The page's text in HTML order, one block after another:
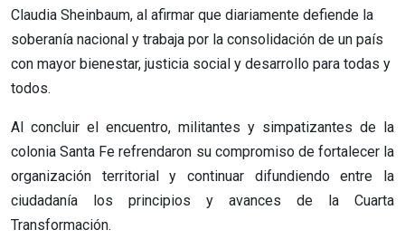
Claudia Sheinbaum, al afirmar que diariamente defiende la
soberanía nacional y trabaja por la consolidación de un país
con mayor bienestar, justicia social y desarrollo para todas y
todos.
Al concluir el encuentro, militantes y simpatizantes de la
colonia Santa Fe refrendaron su compromiso de fortalecer la
organización territorial y continuar difundiendo entre la
ciudadanía los principios y avances de la Cuarta
Transformación.